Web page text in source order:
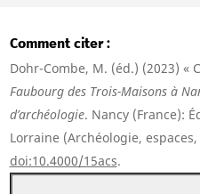
Comment citer
Dohr-Combe, M. (éd.) (2023) «
Faubourg des Trois-Maisons à
d’archéologie. Nancy (France):
Lorraine (Archéologie,
doi:10.4000/15acs.